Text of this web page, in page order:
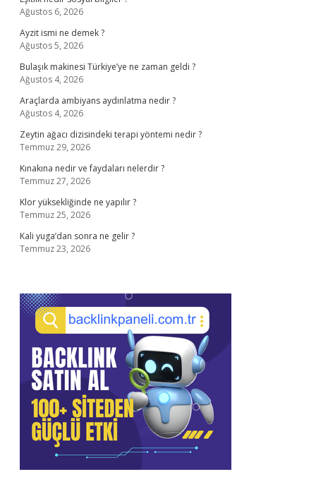
Ağustos 6, 2026
Ayzit ismi ne demek ?
Ağustos 5, 2026
Bulaşık makinesi Türkiye’ye ne zaman geldi ?
Ağustos 4, 2026
Araçlarda ambiyans aydınlatma nedir ?
Ağustos 4, 2026
Zeytin ağacı dizisindeki terapi yöntemi nedir ?
Temmuz 29, 2026
Kınakına nedir ve faydaları nelerdir ?
Temmuz 27, 2026
Klor yüksekliğinde ne yapılır ?
Temmuz 25, 2026
Kali yuga’dan sonra ne gelir ?
Temmuz 23, 2026